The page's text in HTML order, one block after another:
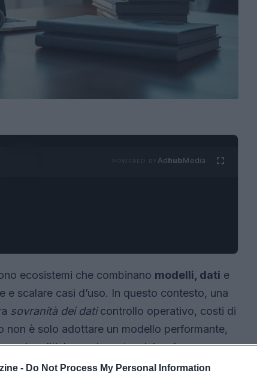
- Do Not Process My Personal Information
AdhubMedia
ecosistemi che combinano modelli, dati e
e scalare casi d’uso. In questo contesto, una
sovranità dei daticontrollo operativo, costi di
non è solo adottare un modello performante,
politiche e misure tecniche che
l’intero ciclo di vita.